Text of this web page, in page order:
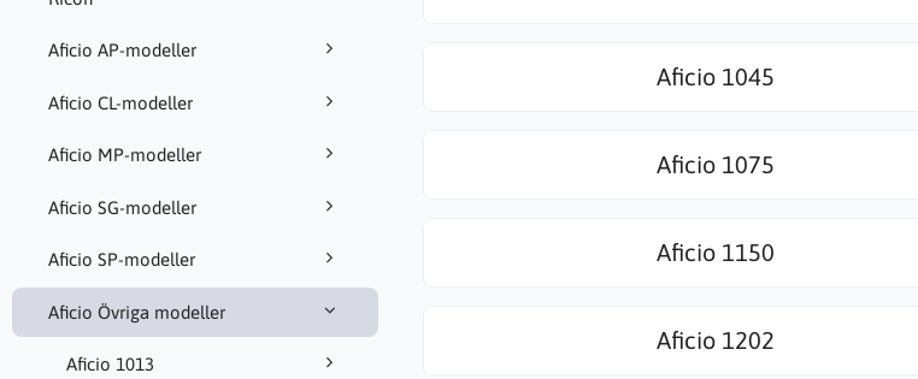
Aficio AP-modeller
Aficio CL-modeller
Aficio MP-modeller
Aficio SG-modeller
Aficio SP-modeller
Aficio Övriga modeller
Aficio 1013
Aficio 1045
Aficio 1075
Aficio 1150
Aficio 1202